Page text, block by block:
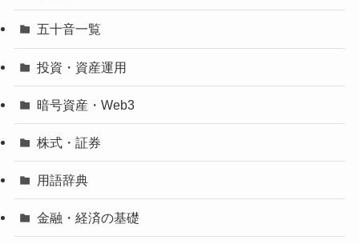
五十音一覧
投資・資産運用
暗号資産・Web3
株式・証券
用語辞典
金融・経済の基礎